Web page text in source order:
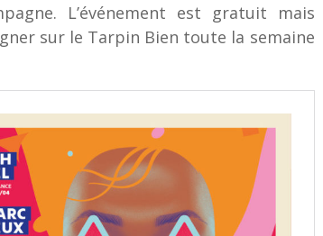
L’événement est gratuit mais
sur le Tarpin Bien toute la semaine